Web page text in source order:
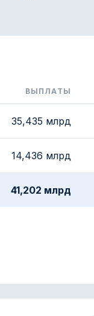
ВЫПЛАТЫ
35,435 млрд
14,436 млрд
41,202 млрд